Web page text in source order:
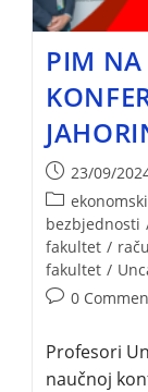
PIM NA
23/09/
bezbjednosti
fakultet /
fakultet /
0
Profesori
naučnoj